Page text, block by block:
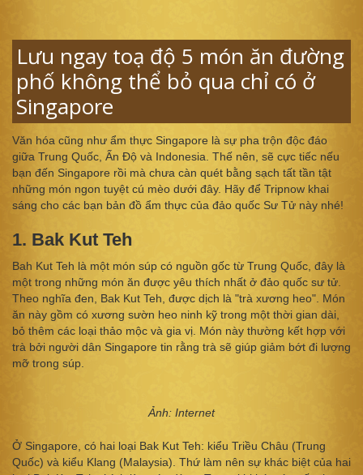
Lưu ngay toạ độ 5 món ăn đường
phố không thể bỏ qua chỉ có ở
Singapore
Văn hóa cũng như ẩm thực Singapore là sự pha trộn độc đáo
giữa Trung Quốc, Ấn Độ và Indonesia. Thế nên, sẽ cực tiếc nếu
bạn đến Singapore rồi mà chưa càn quét bằng sạch tất tần tật
những món ngon tuyệt cú mèo dưới đây. Hãy để Tripnow khai
sáng cho các bạn bản đồ ẩm thực của đảo quốc Sư Tử này nhé!
1. Bak Kut Teh
Bah Kut Teh là một món súp có nguồn gốc từ Trung Quốc, đây là
một trong những món ăn được yêu thích nhất ở đảo quốc sư tử.
Theo nghĩa đen, Bak Kut Teh, được dịch là "trà xương heo". Món
ăn này gồm có xương sườn heo ninh kỹ trong một thời gian dài,
bỏ thêm các loại thảo mộc và gia vị. Món này thường kết hợp với
trà bởi người dân Singapore tin rằng trà sẽ giúp giảm bớt đi lượng
mỡ trong súp.
Ảnh: Internet
Ở Singapore, có hai loại Bak Kut Teh: kiểu Triều Châu (Trung
Quốc) và kiểu Klang (Malaysia). Thứ làm nên sự khác biệt của hai